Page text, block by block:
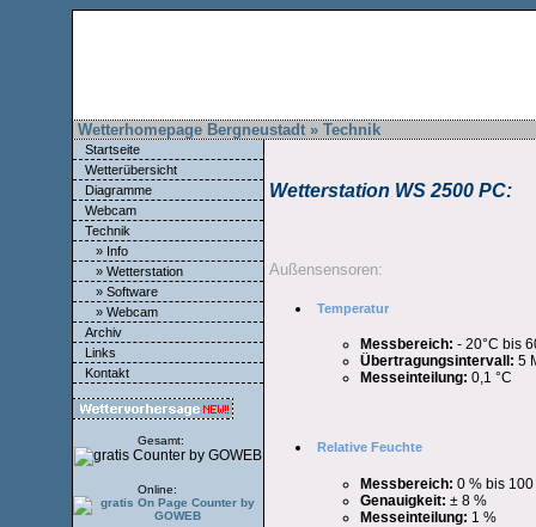
Wetterhomepage Bergneustadt » Technik
Startseite
Wetterübersicht
Diagramme
Webcam
Technik
» Info
» Wetterstation
» Software
» Webcam
Archiv
Links
Kontakt
Gesamt:
Online:
Wetterstation WS 2500 PC:
Außensensoren:
Temperatur
Messbereich: - 20°C bis
Übertragungsintervall: 5
Messeinteilung: 0,1 °C
Relative Feuchte
Messbereich: 0 % bis
Genauigkeit: ± 8 %
Messeinteilung: 1 %